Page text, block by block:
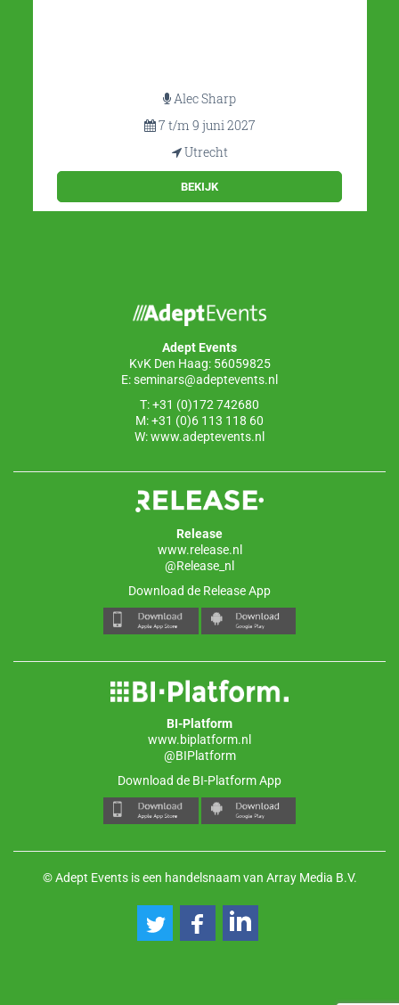
Alec Sharp
7 t/m 9 juni 2027
Utrecht
BEKIJK
Adept Events
KvK Den Haag: 56059825
E:seminars@adeptevents.nl
T: +31 (0)172 742680
M: +31 (0)6 113 118 60
W:www.adeptevents.nl
Release
www.release.nl
@Release_nl
Download de Release App
BI-Platform
www.biplatform.nl
@BIPlatform
Download de BI-Platform App
© Adept Events is een handelsnaam van Array Media B.V.